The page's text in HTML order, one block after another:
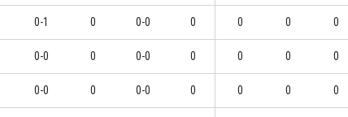
0-1 0 0-0 0 0 0 0
0-0 0 0-0 0 0 0 0
0-0 0 0-0 0 0 0 0